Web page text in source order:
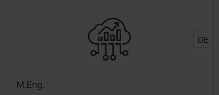
DE
M.Eng.